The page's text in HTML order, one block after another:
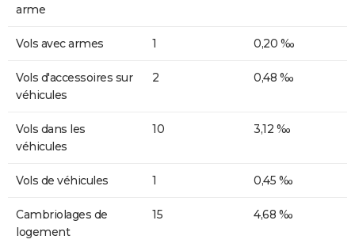
arme
Vols avec armes 1 0,20 ‰
Vols d'accessoires sur
véhicules
2 0,48 ‰
Vols dans les
véhicules
10 3,12 ‰
Vols de véhicules 1 0,45 ‰
Cambriolages de
logement
15 4,68 ‰